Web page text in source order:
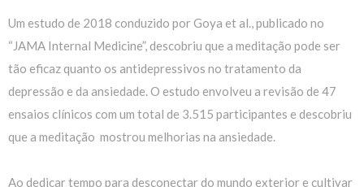
Um estudo de 2018 conduzido por Goya et al., publicado no
“JAMA Internal Medicine”, descobriu que a meditação pode ser
tão eficaz quanto os antidepressivos no tratamento da
depressão e da ansiedade. O estudo envolveu a revisão de 47
ensaios clínicos com um total de 3.515 participantes e descobriu
que a meditação mostrou melhorias na ansiedade.
Ao dedicar tempo para desconectar do mundo exterior e cultivar